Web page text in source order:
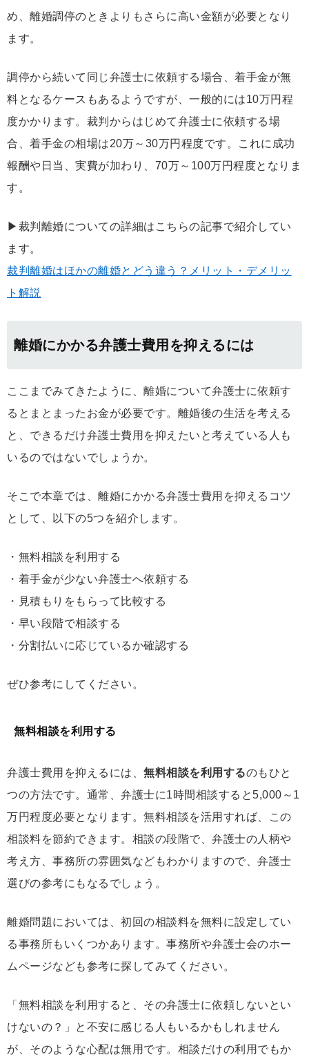
め、離婚調停のときよりもさらに高い金額が必要となり
ます。
調停から続いて同じ弁護士に依頼する場合、着手金が無
料となるケースもあるようですが、一般的には10万円程
度かかります。裁判からはじめて弁護士に依頼する場
合、着手金の相場は20万～30万円程度です。これに成功
報酬や日当、実費が加わり、70万～100万円程度となりま
す。
▶裁判離婚についての詳細はこちらの記事で紹介してい
ます。
裁判離婚はほかの離婚とどう違う？メリット・デメリッ
ト解説
離婚にかかる弁護士費用を抑えるには
ここまでみてきたように、離婚について弁護士に依頼す
るとまとまったお金が必要です。離婚後の生活を考える
と、できるだけ弁護士費用を抑えたいと考えている人も
いるのではないでしょうか。
そこで本章では、離婚にかかる弁護士費用を抑えるコツ
として、以下の5つを紹介します。
・無料相談を利用する
・着手金が少ない弁護士へ依頼する
・見積もりをもらって比較する
・早い段階で相談する
・分割払いに応じているか確認する
ぜひ参考にしてください。
無料相談を利用する
弁護士費用を抑えるには、 無料相談を利用するのもひと
つの方法です。通常、弁護士に1時間相談すると5,000～1
万円程度必要となります。無料相談を活用すれば、この
相談料を節約できます。相談の段階で、弁護士の人柄や
考え方、事務所の雰囲気などもわかりますので、弁護士
選びの参考にもなるでしょう。
離婚問題においては、初回の相談料を無料に設定してい
る事務所もいくつかあります。事務所や弁護士会のホー
ムページなども参考に探してみてください。
「無料相談を利用すると、その弁護士に依頼しないとい
けないの？」と不安に感じる人もいるかもしれません
が、そのような心配は無用です。相談だけの利用でもか